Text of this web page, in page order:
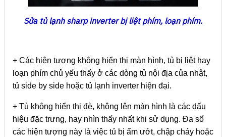
Sửa tủ lạnh sharp inverter bị liệt phím, loạn phím.
+ Các hiện tượng không hiển thị màn hình, tủ bị liệt hay
loạn phím chủ yếu thấy ở các dòng tủ nội địa của nhật,
tủ side by side hoặc tủ lạnh inverter hiện đại.
+ Tủ không hiển thị đè, không lên màn hình là các dấu
hiệu đặc trưng, hay nhìn thấy nhất khi sử dụng. Đa số
các hiện tượng này là việc tủ bị ẩm ướt, chập cháy hoặc